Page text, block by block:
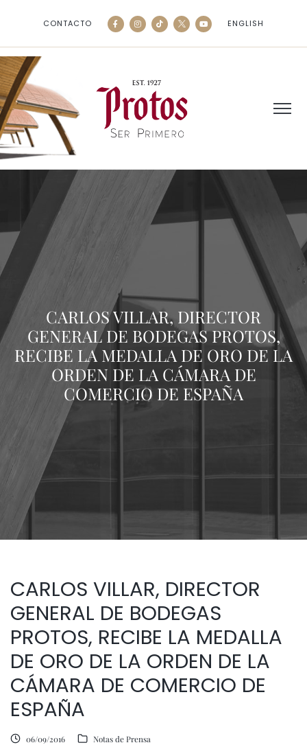
CONTACTO ENGLISH
CARLOS VILLAR, DIRECTOR
GENERAL DE BODEGAS PROTOS,
RECIBE LA MEDALLA DE ORO DE LA
ORDEN DE LA CÁMARA DE
COMERCIO DE ESPAÑA
CARLOS VILLAR, DIRECTOR
GENERAL DE BODEGAS
PROTOS, RECIBE LA MEDALLA
DE ORO DE LA ORDEN DE LA
CÁMARA DE COMERCIO DE
ESPAÑA
06/09/2016 Notas de Prensa